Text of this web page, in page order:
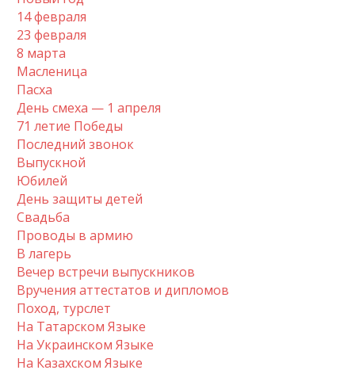
14 февраля
23 февраля
8 марта
Масленица
Пасха
День смеха — 1 апреля
71 летие Победы
Последний звонок
Выпускной
Юбилей
День защиты детей
Свадьба
Проводы в армию
В лагерь
Вечер встречи выпускников
Вручения аттестатов и дипломов
Поход, турслет
На Татарском Языке
На Украинском Языке
На Казахском Языке